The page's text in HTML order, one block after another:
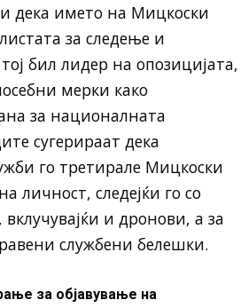
дека името на Мицкоски
за следење и
бил лидер на опозицијата,
мерки како
за националната
сугерираат дека
го третирале Мицкоски
личност, следејќи го со
и дронови, а за
службени белешки.
за објавување на